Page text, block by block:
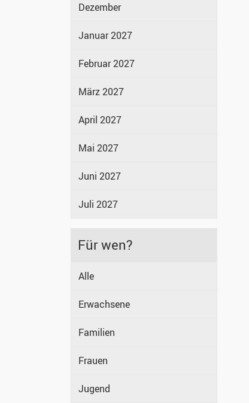
Dezember
Januar 2027
Februar 2027
März 2027
April 2027
Mai 2027
Juni 2027
Juli 2027
Für wen?
Alle
Erwachsene
Familien
Frauen
Jugend